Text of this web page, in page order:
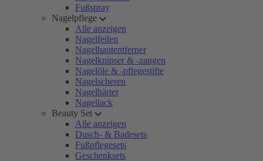
Fußspray
Nagelpflege
Alle anzeigen
Nagelfeilen
Nagelhautentferner
Nagelknipser & -zangen
Nagelöle & -pflegestifte
Nagelscheren
Nagelhärter
Nagellack
Beauty Set
Alle anzeigen
Dusch- & Badesets
Fußpflegesets
Geschenksets